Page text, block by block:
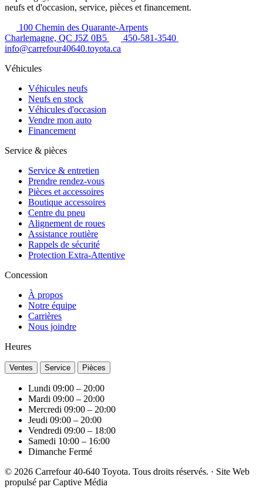
neufs et d'occasion, service, pièces et financement.
100 Chemin des Quarante-Arpents
Charlemagne, QC J5Z 0B5
450-581-3540
info@carrefour40640.toyota.ca
Véhicules
Véhicules neufs
Neufs en stock
Véhicules d'occasion
Vendre mon auto
Financement
Service & pièces
Service & entretien
Prendre rendez-vous
Pièces et accessoires
Boutique accessoires
Centre du pneu
Alignement de roues
Assistance routière
Rappels de sécurité
Protection Extra-Attentive
Concession
À propos
Notre équipe
Carrières
Nous joindre
Heures
Ventes Service Pièces
Lundi 09:00 – 20:00
Mardi 09:00 – 20:00
Mercredi 09:00 – 20:00
Jeudi 09:00 – 20:00
Vendredi 09:00 – 18:00
Samedi 10:00 – 16:00
Dimanche Fermé
© 2026 Carrefour 40-640 Toyota. Tous droits réservés. · Site Web
propulsé parCaptive Média